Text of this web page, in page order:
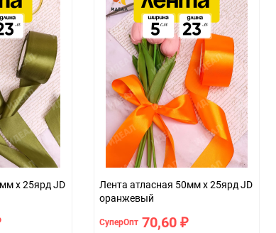
х 25ярд JD
Лента атласная 50мм х 25ярд JD
оранжевый
СуперОпт 70,60 ₽